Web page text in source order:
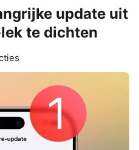
update uit
te dichten